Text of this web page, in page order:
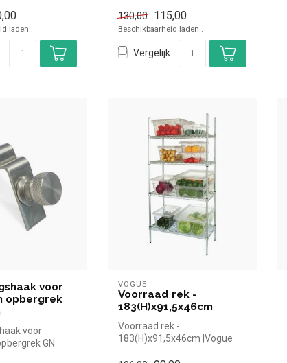
laden..
130,00 115,00
Beschikbaarheid laden..
Vergelijk
voor
opbergrek
voor
GN
VOGUE
Voorraad rek -
183(H)x91,5x46cm
Voorraad rek -
183(H)x91,5x46cm |Vogue